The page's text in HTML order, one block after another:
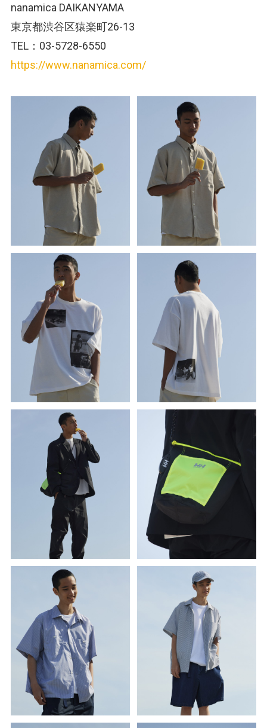
nanamica DAIKANYAMA
東京都渋谷区猿楽町26-13
TEL：03-5728-6550
https://www.nanamica.com/